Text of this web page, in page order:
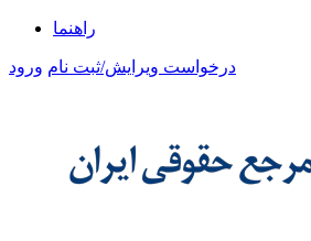
راهنما
درخواست ویرایش/ثبت نام ورود